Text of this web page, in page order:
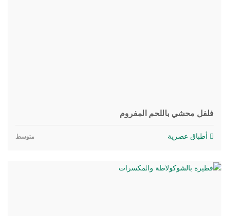
فلفل محشي باللحم المفروم
أطباق عصرية متوسط